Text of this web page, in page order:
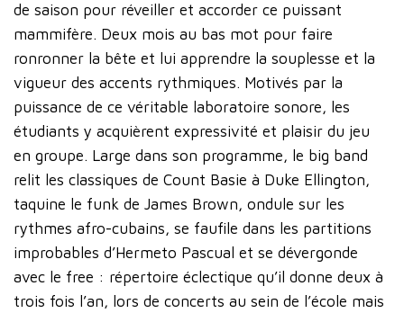
de saison pour réveiller et accorder ce puissant
mammifère. Deux mois au bas mot pour faire
ronronner la bête et lui apprendre la souplesse et la
vigueur des accents rythmiques. Motivés par la
puissance de ce véritable laboratoire sonore, les
étudiants y acquièrent expressivité et plaisir du jeu
en groupe. Large dans son programme, le big band
relit les classiques de Count Basie à Duke Ellington,
taquine le funk de James Brown, ondule sur les
rythmes afro-cubains, se faufile dans les partitions
improbables d’Hermeto Pascual et se dévergonde
avec le free : répertoire éclectique qu’il donne deux à
trois fois l’an, lors de concerts au sein de l’école mais